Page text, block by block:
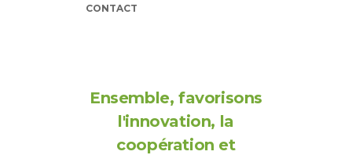
CONTACT
Ensemble, favorisons
l'innovation, la
coopération et